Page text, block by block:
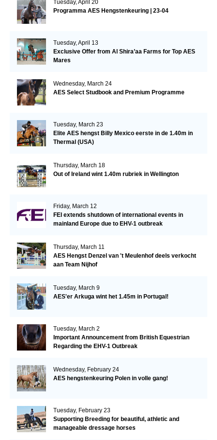
Tuesday, April 20
Programma AES Hengstenkeuring | 23-04
Tuesday, April 13
Exclusive Offer from Al Shira’aa Farms for Top AES
Mares
Wednesday, March 24
AES Select Studbook and Premium Programme
Tuesday, March 23
Elite AES hengst Billy Mexico eerste in de 1.40m in
Thermal (USA)
Thursday, March 18
Out of Ireland wint 1.40m rubriek in Wellington
Friday, March 12
FEI extends shutdown of international events in
mainland Europe due to EHV-1 outbreak
Thursday, March 11
AES Hengst Denzel van 't Meulenhof deels verkocht
aan Team Nijhof
Tuesday, March 9
AES'er Arkuga wint het 1.45m in Portugal!
Tuesday, March 2
Important Announcement from British Equestrian
Regarding the EHV-1 Outbreak
Wednesday, February 24
AES hengstenkeuring Polen in volle gang!
Tuesday, February 23
Supporting Breeding for beautiful, athletic and
manageable dressage horses